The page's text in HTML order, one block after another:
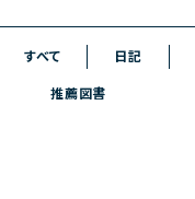
ご予約
すべて 日記
推薦図書